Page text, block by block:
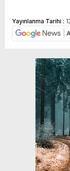
Yayınlanma Tarihi :